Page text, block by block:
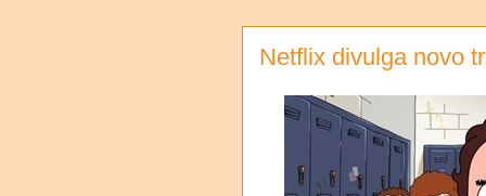
Netflix divulga novo